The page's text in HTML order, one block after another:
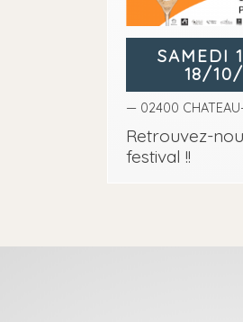
SAMEDI
18/
— 02400
Retrouvez-
festival !!